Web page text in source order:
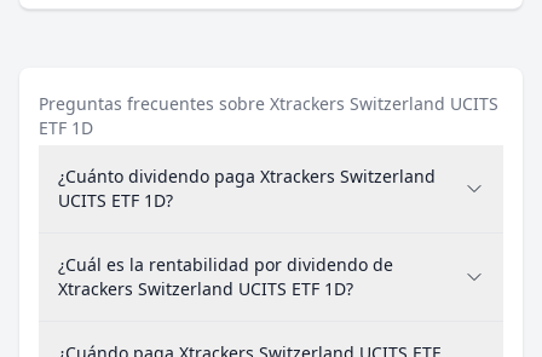
Preguntas frecuentes sobre Xtrackers Switzerland UCITS
ETF 1D
¿Cuánto dividendo paga Xtrackers Switzerland
UCITS ETF 1D?
¿Cuál es la rentabilidad por dividendo de
Xtrackers Switzerland UCITS ETF 1D?
¿Cuándo paga Xtrackers Switzerland UCITS ETF